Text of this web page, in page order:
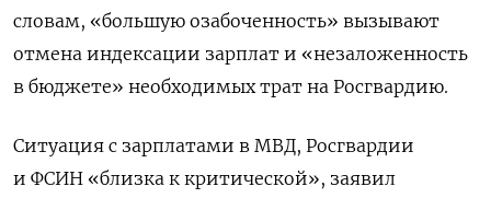
словам, «большую озабоченность» вызывают
отмена индексации зарплат и «незаложенность
в бюджете» необходимых трат на Росгвардию.
Ситуация с зарплатами в МВД, Росгвардии
и ФСИН «близка к критической», заявил